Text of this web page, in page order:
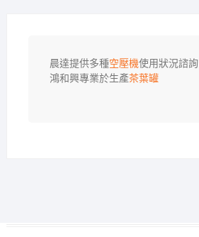
晨達提供多種空壓機使用狀況諮詢
鴻和興專業於生產茶葉罐